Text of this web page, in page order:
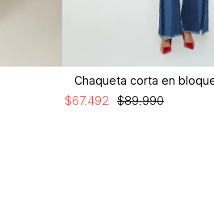
Chaqueta corta en
$89.990
$67.492